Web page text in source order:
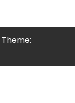
Theme: